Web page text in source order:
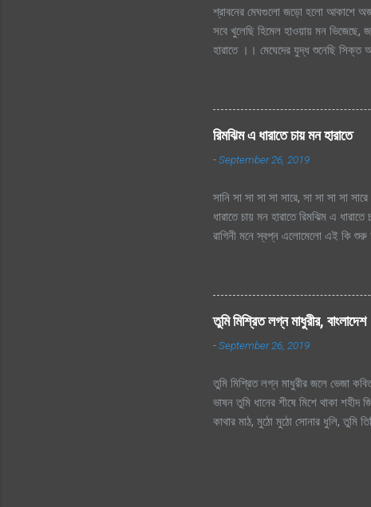
শ্রাবনের মেঘগুলো জড়ো হলো আকাশে
সবে খুলেছি হিমেল হাওয়ায় মন ভিজেছে,
হারাতে ।। মেঘেদের যুদ্ধ শুনেছি সিক্ত
রিমঝিম এ ধারাতে চায় মন হারাতে
-September 26, 2019
সানি সা সা সা সা সারে, সা সা সা সা
ধারাতে চায় মন হারাতে রিমঝিম এ
রাগিনী মনে স্বপ্ন এলোমেলো এই কি শুরু
তো এত আশা, ভালোবাসা এ মনে আগে কত
হায়, ফোটে কামিনী আজ ভিজতে
ভালোলাগে শূন্য মনে জাগে প্রেমের
লিখে যায় হৃদয়ের মরু পথে জলছবি থেকে
ছিলো...
তুমি মিশ্রিত লগ্ন মাধুরীর, বাংলাদেশ
-September 26, 2019
তুমি মিশ্রিত লগ্ন মাধুরীর জলে ভেজা
ভাষন তুমি ধানের শীষে মিশে থাকা শহীদ
কাথার মাঠ, মুঠো মুঠো সোনার ধুলি, তুমি
প্রানের প্রিয় মা তোকে, বড় বেশী